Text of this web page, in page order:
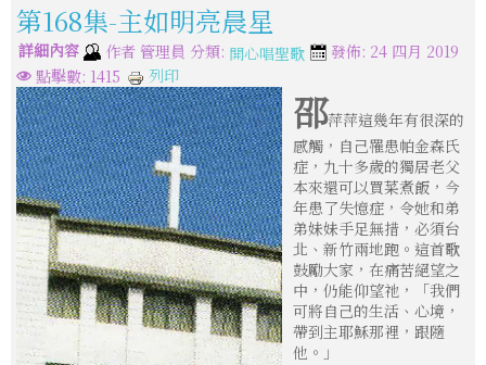
第168集-主如明亮晨星
詳細內容 作者 管理員 分類: 開心唱聖歌
發佈: 24 四月 2019
點擊數: 1415
列印
邵萍萍這幾年有很深的
感觸，自己罹患帕金森氏
症，九十多歲的獨居老父
本來還可以買菜煮飯，今
年患了失憶症，令她和弟
弟妹妹手足無措，必須台
北、新竹兩地跑。這首歌
鼓勵大家，在痛苦絕望之
中，仍能仰望祂，「我們
可將自己的生活、心境，
帶到主耶穌那裡，跟隨
他。」